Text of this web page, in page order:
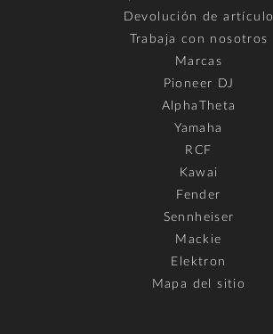
Devolución de artículo
Trabaja con nosotros
Marcas
Pioneer DJ
AlphaTheta
Yamaha
RCF
Kawai
Fender
Sennheiser
Mackie
Elektron
Mapa del sitio